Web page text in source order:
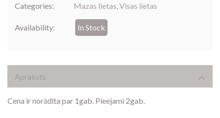
Categories: Mazas lietas,Visas lietas
Availability: In Stock
Apraksts
Cena ir norādīta par 1gab. Pieejami 2gab.